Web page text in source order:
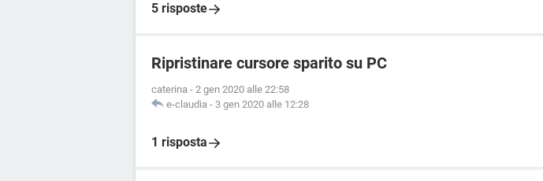
5 risposte
Ripristinare cursore sparito su PC
caterina - 2 gen 2020 alle 22:58
e-claudia - 3 gen 2020 alle 12:28
1 risposta